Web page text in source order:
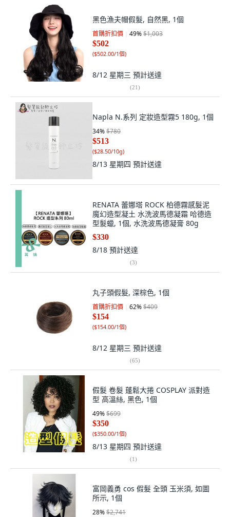
黑色漁夫帽假髮, 自然黑, 1個
首購折扣價 49%$1,003
$502
($502.00/1個)
8/12 星期三 預計送達
(21)
Napla N.系列 定妝造型霧5 180g, 1個
34%$780
$513
($28.50/10g)
8/13 星期四 預計送達
RENATA 蕾娜塔 ROCK 柏德霧感髮泥
魔幻造型凝土 水洗波馬德凝霜 哈德造
型髮蠟, 1個, 水洗波馬德凝膏 80g
$330
8/18 預計送達
(3)
丸子頭假髮, 深棕色, 1個
首購折扣價 62%$409
$154
($154.00/1個)
8/12 星期三 預計送達
(65)
假髮 卷髮 蓬鬆大捲 COSPLAY 派對造
型 高溫絲, 黑色, 1個
49%$699
$350
($350.00/1個)
8/13 星期四 預計送達
(1)
富岡義勇 cos 假髮 全頭 玉米須, 如圖
所示, 1個
28%$2,741